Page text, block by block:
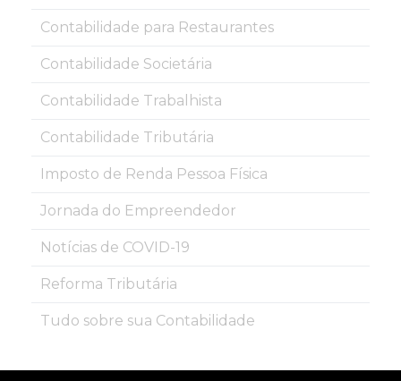
Contabilidade para Restaurantes
Contabilidade Societária
Contabilidade Trabalhista
Contabilidade Tributária
Imposto de Renda Pessoa Física
Jornada do Empreendedor
Notícias de COVID-19
Reforma Tributária
Tudo sobre sua Contabilidade